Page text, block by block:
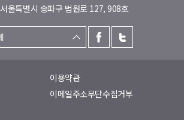
서울특별시 송파구 법원로 127, 908호
이용약관
이메일주소무단수집거부